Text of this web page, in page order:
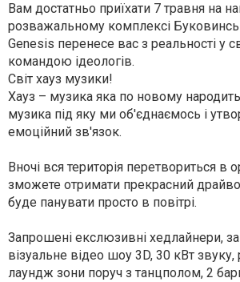
Вам достатньо приїхати 7 травня на
розважальному комплексі
Genesis перенесе вас з реальності у
командою ідеологів.
Світ хауз музики!
Хауз – музика яка по новому
музика під яку ми об'єднаємось і
емоційний зв'язок.
Вночі вся територія перетвориться в
зможете отримати прекрасний
буде панувати просто в повітрі.
Запрошені екслюзивні хедлайнери,
візуальне відео шоу 3D, 30 кВт звуку,
лаундж зони поруч з танцполом, 2